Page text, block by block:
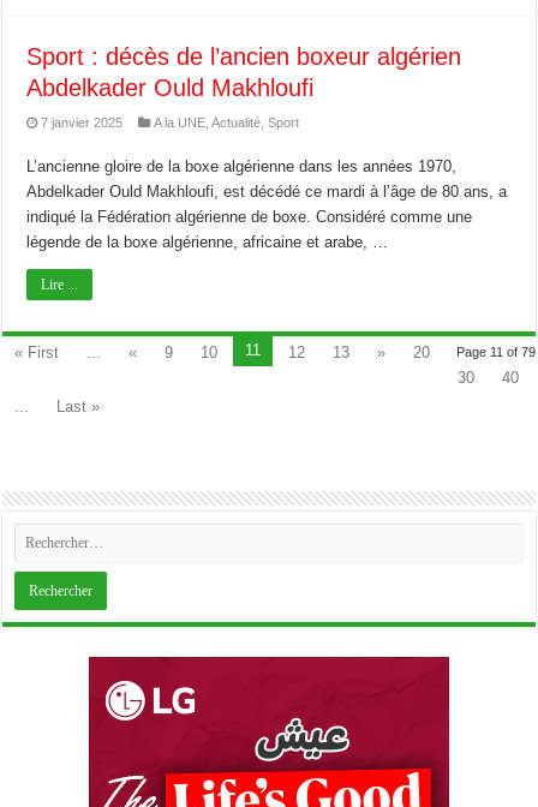
Sport : décès de l’ancien boxeur algérien
Abdelkader Ould Makhloufi
7 janvier 2025 A la UNE ,Actualité ,Sport
L’ancienne gloire de la boxe algérienne dans les années 1970,
Abdelkader Ould Makhloufi, est décédé ce mardi à l’âge de 80 ans, a
indiqué la Fédération algérienne de boxe. Considéré comme une
légende de la boxe algérienne, africaine et arabe, …
Lire ...
Page 11 of 79
« First « 9 10 11 12 13 »
20
30
40
Last »